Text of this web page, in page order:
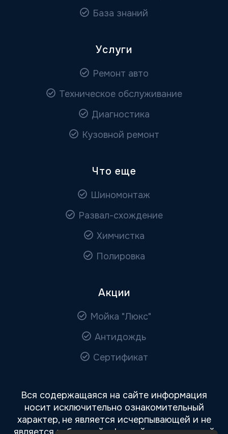
База знаний
Услуги
Ремонт авто
Техническое обслуживание
Диагностика
Кузовной ремонт
Что еще
Шиномонтаж
Развал-схождение
Химчистка
Полировка
Акции
Мойка "Люкс"
Антидождь
Сертификат
Вся содержащаяся на сайте информация
носит исключительно ознакомительный
характер, не является исчерпывающей и не